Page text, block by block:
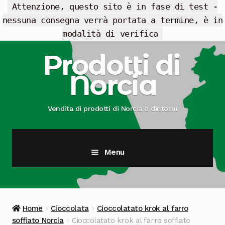
Attenzione, questo sito è in fase di test -
nessuna consegna verrà portata a termine, è in
modalità di verifica
navigazione
contenutoProdotti di
Norcia
Vendita di prodotti di Norcia e dintorni
Menu
Home Cioccolata
Cioccolatato krok al farro
soffiato Norcia
Cioccolatato krok al farro soffiato